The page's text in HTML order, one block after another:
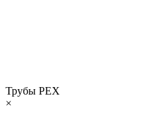
Трубы РЕХ
×